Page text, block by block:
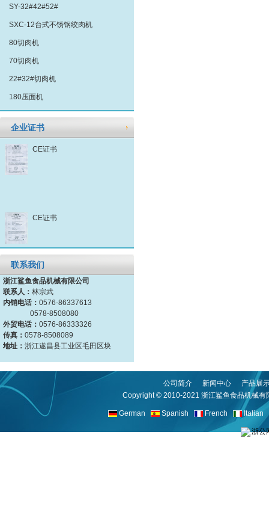
SY-32#42#52#
SXC-12台式不锈钢绞肉机
80切肉机
70切肉机
22#32#切肉机
180压面机
企业证书
CE证书
CE证书
联系我们
浙江鲨鱼食品机械有限公司
联系人： 林宗武
内销电话： 0576-86337613
0578-8508080
外贸电话： 0576-86333326
传真： 0578-8508089
地址： 浙江遂昌县工业区毛田区块
公司简介 新闻中心
产品展
Copyright © 2010-2021 浙江鲨鱼食品机械有
German Spanish French Italian
浙公